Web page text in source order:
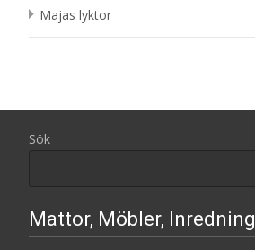
Majas lyktor
Sök
Mattor, Möbler, Inredning